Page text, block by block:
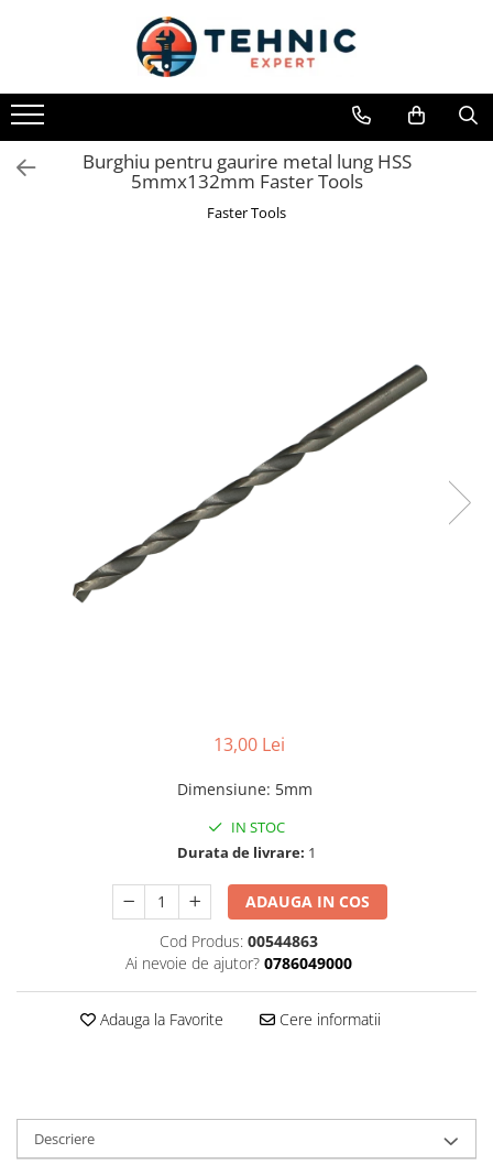
Toate Produsele
Accesorii pentru scule electrice
Accesorii pentru sculele pe aer
Alte accesorii pentru scule
Benzi dublu-adezive
Benzi duct tape
Burghie pentru metal cu cobalt
Burghie pentru sticla si ceramica
Dalti, spit-uri SDS+ si SDS MAX
Carote, freze si accesorii pentru
Accesorii pentru frezare
Burghiu pentru gaurire metal lung HSS
5mmx132mm Faster Tools
Faster Tools
13,00 Lei
Dimensiune: 5mm
IN STOC
Durata de livrare: 1
ADAUGA IN COS
Cod Produs: 00544863
Ai nevoie de ajutor? 0786049000
Adauga la Favorite Cere informatii
Descriere